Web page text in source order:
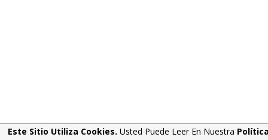
Este Sitio Utiliza Cookies. Usted Puede Leer En Nuestra